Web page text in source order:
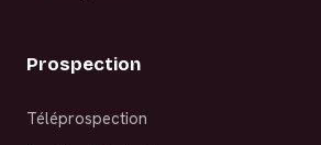
Prospection
Téléprospection